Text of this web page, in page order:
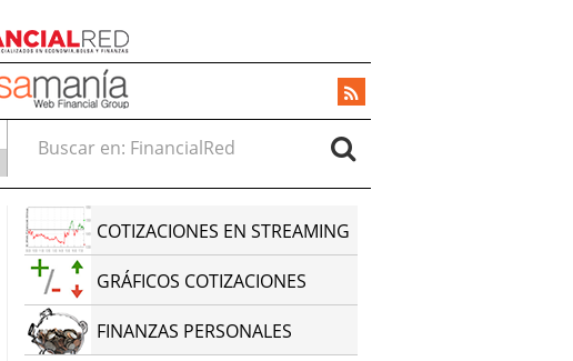
Buscar en:
COTIZACIONES EN STREAMING
GRÁFICOS COTIZACIONES
FINANZAS PERSONALES